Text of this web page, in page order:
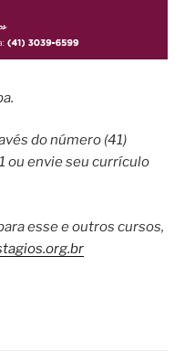
do número (41)
ou envie seu currículo
esse e outros cursos,